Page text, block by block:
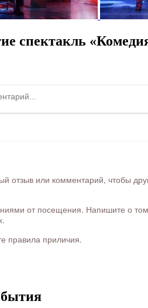
спектакль
отзыв или комментарий, чтобы
от посещения. Напишите о
правила приличия.